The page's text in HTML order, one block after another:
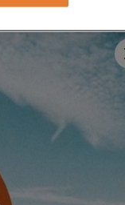
2026
SOMMER!